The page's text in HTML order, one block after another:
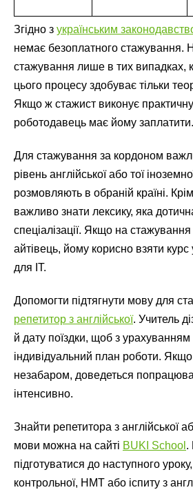
Згідно з українським
немає безоплатного стажування.
стажування лише в тих випадках,
цього процесу здобуває тільки
Якщо ж стажист виконує
роботодавець має йому заплатити.
Для стажування за кордоном
рівень англійської або тої
розмовляють в обраній країні.
важливо знати лексику, яка
спеціалізації. Якщо на
айтівець, йому корисно взяти курс
для IT.
Допомогти підтягнути мову для
репетитор з англійської. Учитель
й дату поїздки, щоб з урахуванням
індивідуальний план роботи.
незабаром, доведеться
інтенсивно.
Знайти репетитора з англійської
мови можна на сайті BUKI School .
підготуватися до наступного
контрольної, НМТ або іспиту з